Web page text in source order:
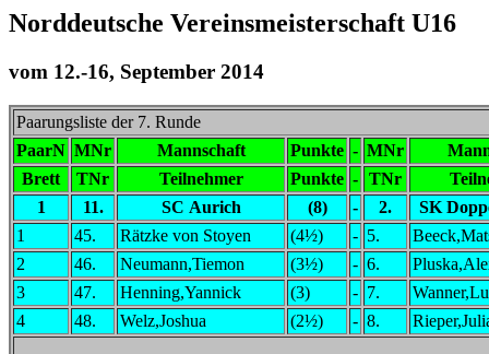
Norddeutsche Vereinsmeisterschaft U16
vom 12.-16, September 2014
Paarungsliste der 7. Runde
PaarN MNr Mannschaft Punkte - MNr
Brett
TNr Teilnehmer Punkte - TNr
1
11. SC Aurich (8) - 2.
SK
1
45. Rätzke von Stoyen (4½) - 5.
2
46. Neumann,Tiemon (3½) - 6.
3
47. Henning,Yannick (3) - 7.
4
48. Welz,Joshua (2½) - 8.